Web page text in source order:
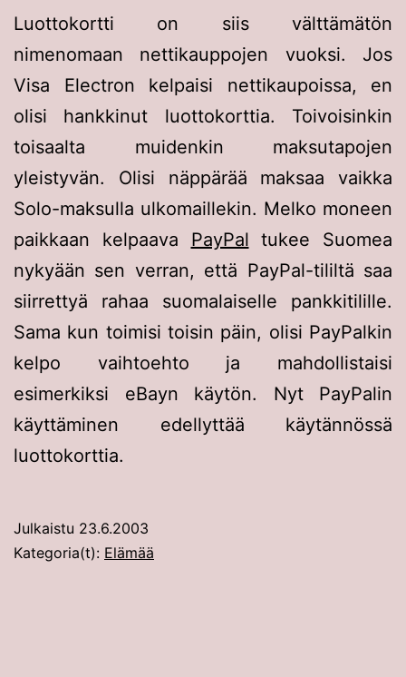
Luottokortti on siis välttämätön
nimenomaan nettikauppojen vuoksi. Jos
Visa Electron kelpaisi nettikaupoissa, en
olisi hankkinut luottokorttia. Toivoisinkin
toisaalta muidenkin maksutapojen
yleistyvän. Olisi näppärää maksaa vaikka
Solo-maksulla ulkomaillekin. Melko moneen
paikkaan kelpaava PayPal tukee Suomea
nykyään sen verran, että PayPal-tililtä saa
siirrettyä rahaa suomalaiselle pankkitilille.
Sama kun toimisi toisin päin, olisi PayPalkin
kelpo vaihtoehto ja mahdollistaisi
esimerkiksi eBayn käytön. Nyt PayPalin
käyttäminen edellyttää käytännössä
luottokorttia.
Julkaistu 23.6.2003
Kategoria(t): Elämää